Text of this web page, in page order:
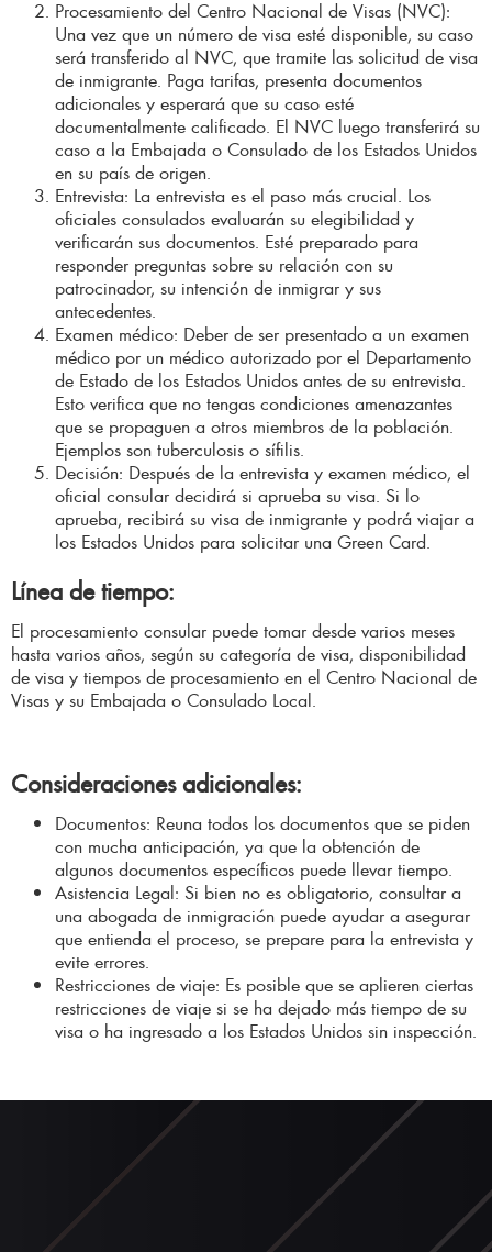
Procesamiento del Centro Nacional de Visas (NVC):
Una vez que un número de visa esté disponible, su caso
será transferido al NVC, que tramite las solicitud de visa
de inmigrante. Paga tarifas, presenta documentos
adicionales y esperará que su caso esté
documentalmente calificado. El NVC luego transferirá su
caso a la Embajada o Consulado de los Estados Unidos
en su país de origen.
Entrevista: La entrevista es el paso más crucial. Los
oficiales consulados evaluarán su elegibilidad y
verificarán sus documentos. Esté preparado para
responder preguntas sobre su relación con su
patrocinador, su intención de inmigrar y sus
antecedentes.
Examen médico: Deber de ser presentado a un examen
médico por un médico autorizado por el Departamento
de Estado de los Estados Unidos antes de su entrevista.
Esto verifica que no tengas condiciones amenazantes
que se propaguen a otros miembros de la población.
Ejemplos son tuberculosis o sífilis.
Decisión: Después de la entrevista y examen médico, el
oficial consular decidirá si aprueba su visa. Si lo
aprueba, recibirá su visa de inmigrante y podrá viajar a
los Estados Unidos para solicitar una Green Card.
Línea de tiempo:
El procesamiento consular puede tomar desde varios meses
hasta varios años, según su categoría de visa, disponibilidad
de visa y tiempos de procesamiento en el Centro Nacional de
Visas y su Embajada o Consulado Local.
Consideraciones adicionales:
Documentos: Reuna todos los documentos que se piden
con mucha anticipación, ya que la obtención de
algunos documentos específicos puede llevar tiempo.
Asistencia Legal: Si bien no es obligatorio, consultar a
una abogada de inmigración puede ayudar a asegurar
que entienda el proceso, se prepare para la entrevista y
evite errores.
Restricciones de viaje: Es posible que se aplieren ciertas
restricciones de viaje si se ha dejado más tiempo de su
visa o ha ingresado a los Estados Unidos sin inspección.